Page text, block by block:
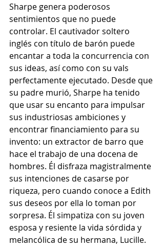
Sharpe genera poderosos
sentimientos que no puede
controlar. El cautivador soltero
inglés con título de barón puede
encantar a toda la concurrencia con
sus ideas, así como con su vals
perfectamente ejecutado. Desde que
su padre murió, Sharpe ha tenido
que usar su encanto para impulsar
sus industriosas ambiciones y
encontrar financiamiento para su
invento: un extractor de barro que
hace el trabajo de una docena de
hombres. Él disfraza magistralmente
sus intenciones de casarse por
riqueza, pero cuando conoce a Edith
sus deseos por ella lo toman por
sorpresa. Él simpatiza con su joven
esposa y resiente la vida sórdida y
melancólica de su hermana, Lucille.